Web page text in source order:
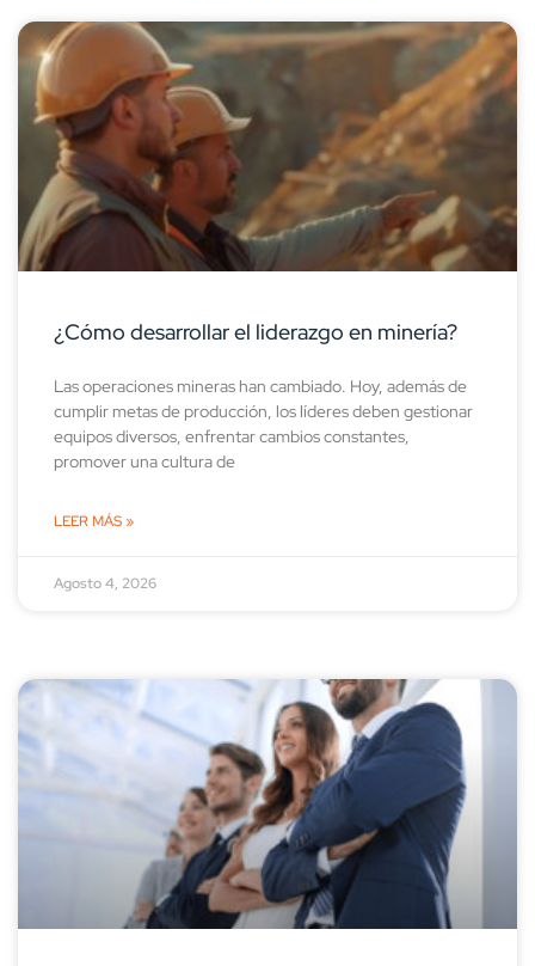
¿Cómo desarrollar el liderazgo en minería?
Las operaciones mineras han cambiado. Hoy, además de
cumplir metas de producción, los líderes deben gestionar
equipos diversos, enfrentar cambios constantes,
promover una cultura de
LEER MÁS »
Agosto 4, 2026